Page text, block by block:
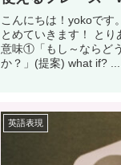
こんにちは！yokoです
とめていきます！ と
意味①「もし～ならど
か？」(提案) what if? ...
英語表現